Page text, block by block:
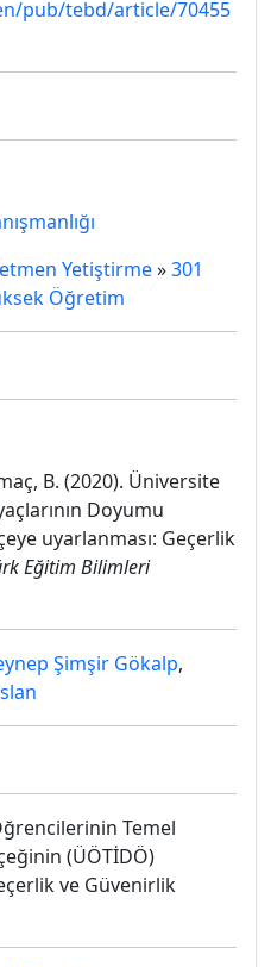
pub/tebd/article/70455
Yetiştirme»301
Öğretim
B. (2020). Üniversite
Doyumu
uyarlanması: Geçerlik
Eğitim Bilimleri
Şimşir Gökalp,
Temel
(ÜÖTİDÖ)
ve Güvenirlik